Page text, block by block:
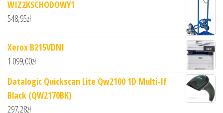
WIZ2KSCHODOWY1
548,95zł
Xerox B215VDNI
1 099,00zł
Datalogic Quickscan Lite Qw2100 1D Multi-If
Black (QW2170BK)
297,28zł